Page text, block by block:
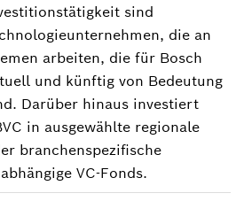
sind
die an
arbeiten, die für Bosch
und künftig von Bedeutung
Darüber hinaus investiert
in ausgewählte regionale
branchenspezifische
VC-Fonds.